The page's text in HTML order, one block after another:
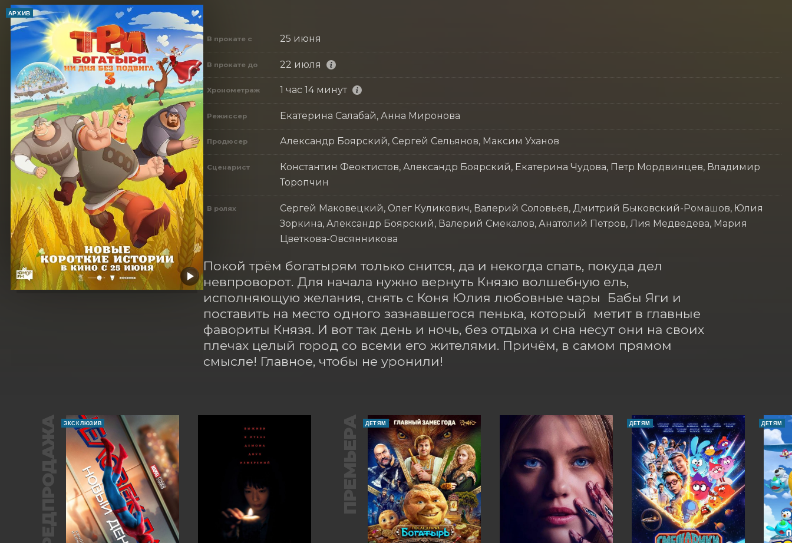
АРХИВ
В прокате с 25 июня
В прокате до 22 июля
Хронометраж 1 час 14 минут
Режиссер Екатерина Салабай, Анна Миронова
Продюсер Александр Боярский, Сергей Сельянов, Максим Уханов
Сценарист
Константин Феоктистов, Александр Боярский, Екатерина Чудова, Петр Мордвинцев, Владимир
Торопчин
В ролях
Сергей Маковецкий, Олег Куликович, Валерий Соловьев, Дмитрий Быковский-Ромашов, Юлия
Зоркина, Александр Боярский, Валерий Смекалов, Анатолий Петров, Лия Медведева, Мария
Цветкова-Овсянникова
Покой трём богатырям только снится, да и некогда спать, покуда дел
невпроворот. Для начала нужно вернуть Князю волшебную ель,
исполняющую желания, снять с Коня Юлия любовные чары  Бабы Яги и
поставить на место одного зазнавшегося пенька, который  метит в главные
фавориты Князя. И вот так день и ночь, без отдыха и сна несут они на своих
плечах целый город со всеми его жителями. Причём, в самом прямом
смысле! Главное, чтобы не уронили!
ПРЕДПРОДАЖА ЭКСКЛЮЗИВ ПРЕМЬЕРА ДЕТЯМ ДЕТЯМ ДЕТЯМ